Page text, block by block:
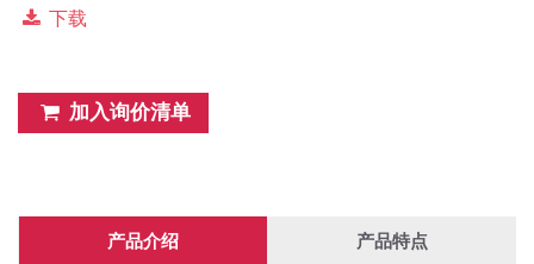
下载
加入询价清单
产品介绍 产品特点